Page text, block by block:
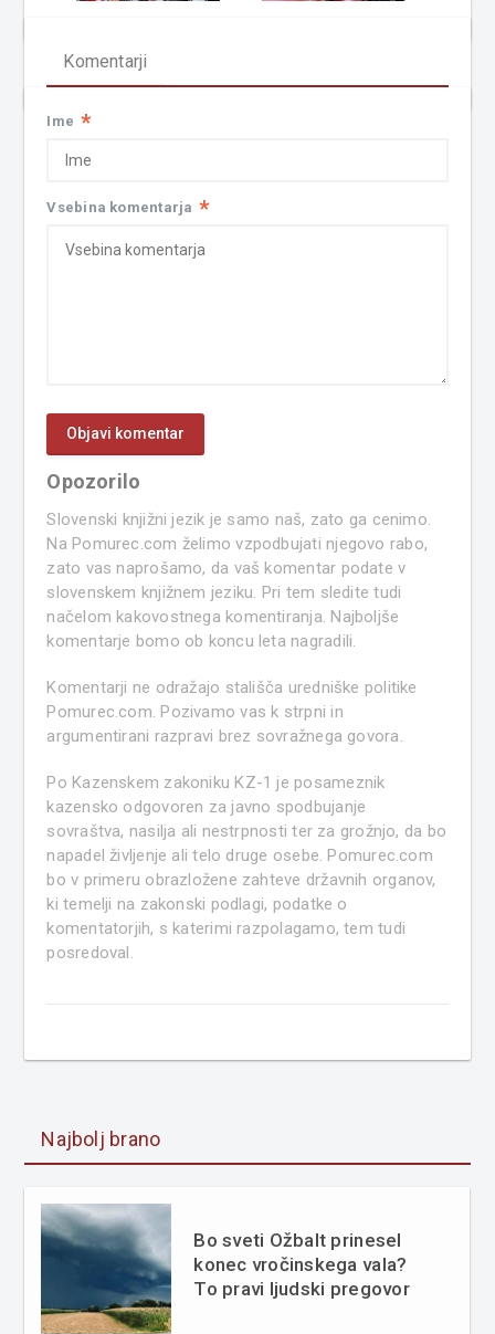
Komentarji
Ime *
Vsebina komentarja *
Opozorilo
Slovenski knjižni jezik je samo naš, zato ga cenimo.
Na Pomurec.com želimo vzpodbujati njegovo rabo,
zato vas naprošamo, da vaš komentar podate v
slovenskem knjižnem jeziku. Pri tem sledite tudi
načelom kakovostnega komentiranja. Najboljše
komentarje bomo ob koncu leta nagradili.
Komentarji ne odražajo stališča uredniške politike
Pomurec.com. Pozivamo vas k strpni in
argumentirani razpravi brez sovražnega govora.
Po Kazenskem zakoniku KZ-1 je posameznik
kazensko odgovoren za javno spodbujanje
sovraštva, nasilja ali nestrpnosti ter za grožnjo, da bo
napadel življenje ali telo druge osebe. Pomurec.com
bo v primeru obrazložene zahteve državnih organov,
ki temelji na zakonski podlagi, podatke o
komentatorjih, s katerimi razpolagamo, tem tudi
posredoval.
Najbolj brano
Bo sveti Ožbalt prinesel
konec vročinskega vala?
To pravi ljudski pregovor